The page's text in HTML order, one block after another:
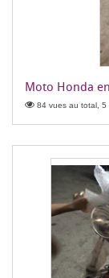
Moto Honda
84 vues au total, 5